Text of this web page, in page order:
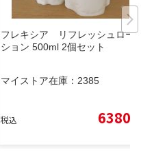
フレキシア リフレッシュロー
ション 500ml 2個セット
マイストア在庫： 2385
税込 6380